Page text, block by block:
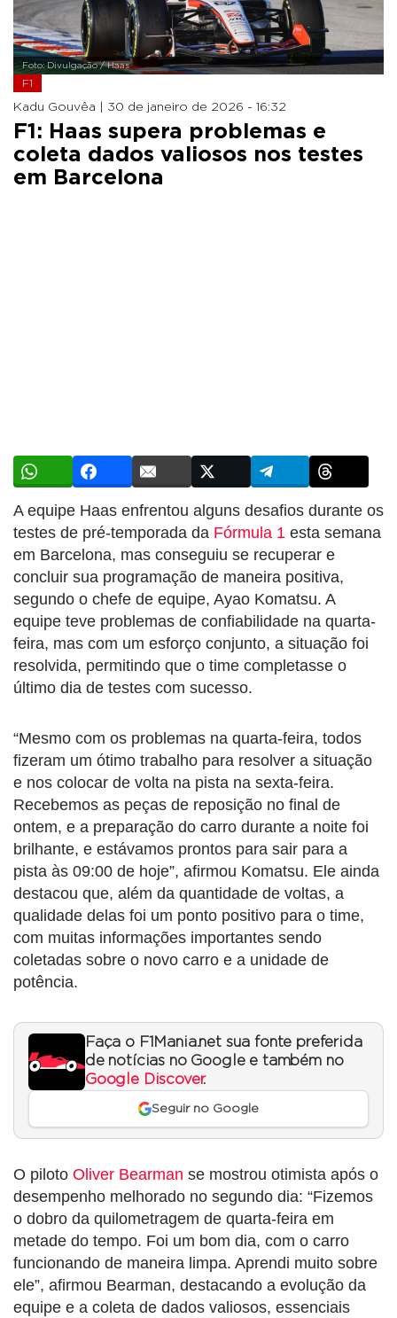
Foto: Divulgação / Haas
F1
Kadu Gouvêa | 30 de janeiro de 2026 - 16:32
F1: Haas supera problemas e
coleta dados valiosos nos testes
em Barcelona
A equipe Haas enfrentou alguns desafios durante os
testes de pré-temporada da Fórmula 1 esta semana
em Barcelona, mas conseguiu se recuperar e
concluir sua programação de maneira positiva,
segundo o chefe de equipe, Ayao Komatsu. A
equipe teve problemas de confiabilidade na quarta-
feira, mas com um esforço conjunto, a situação foi
resolvida, permitindo que o time completasse o
último dia de testes com sucesso.
“Mesmo com os problemas na quarta-feira, todos
fizeram um ótimo trabalho para resolver a situação
e nos colocar de volta na pista na sexta-feira.
Recebemos as peças de reposição no final de
ontem, e a preparação do carro durante a noite foi
brilhante, e estávamos prontos para sair para a
pista às 09:00 de hoje”, afirmou Komatsu. Ele ainda
destacou que, além da quantidade de voltas, a
qualidade delas foi um ponto positivo para o time,
com muitas informações importantes sendo
coletadas sobre o novo carro e a unidade de
potência.
Faça o F1Mania.net sua fonte preferida
de notícias no Google e também no
Google Discover.
Seguir no Google
O piloto Oliver Bearman se mostrou otimista após o
desempenho melhorado no segundo dia: “Fizemos
o dobro da quilometragem de quarta-feira em
metade do tempo. Foi um bom dia, com o carro
funcionando de maneira limpa. Aprendi muito sobre
ele”, afirmou Bearman, destacando a evolução da
equipe e a coleta de dados valiosos, essenciais